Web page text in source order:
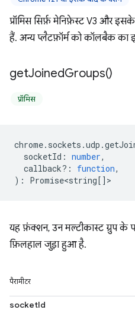
प्रॉमिस सिर्फ़ मेनिफ़ेस्ट V3 और
हैं. अन्य प्लैटफ़ॉर्म को कॉलबैक का
getJoinedGroups()
प्रॉमिस
chrome. sockets .udp .
socketId : number,
callback? : function,
) : Promise<string[]>
यह फ़ंक्शन, उन मल्टीकास्ट ग्रुप के
फ़िलहाल जुड़ा हुआ है.
पैरामीटर
socketId